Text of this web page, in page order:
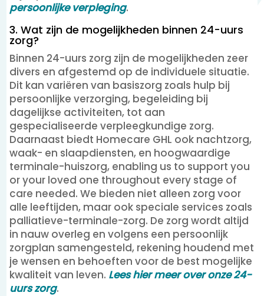
persoonlijke verpleging.
3. Wat zijn de mogelijkheden binnen 24-uurs
zorg?
Binnen 24-uurs zorg zijn de mogelijkheden zeer
divers en afgestemd op de individuele situatie.
Dit kan variëren van basiszorg zoals hulp bij
persoonlijke verzorging, begeleiding bij
dagelijkse activiteiten, tot aan
gespecialiseerde verpleegkundige zorg.
Daarnaast biedt Homecare GHL ook nachtzorg,
waak- en slaapdiensten, en hoogwaardige
terminale-huiszorg, enabling us to support you
or your loved one throughout every stage of
care needed. We bieden niet alleen zorg voor
alle leeftijden, maar ook speciale services zoals
palliatieve-terminale-zorg. De zorg wordt altijd
in nauw overleg en volgens een persoonlijk
zorgplan samengesteld, rekening houdend met
je wensen en behoeften voor de best mogelijke
kwaliteit van leven. Lees hier meer over onze 24-
uurs zorg.